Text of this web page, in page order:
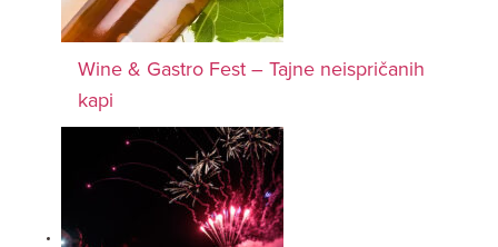
Wine & Gastro Fest – Tajne neispričanih
kapi